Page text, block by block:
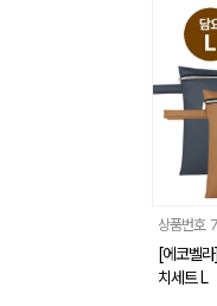
상품번호
[에코벨
치세트 L